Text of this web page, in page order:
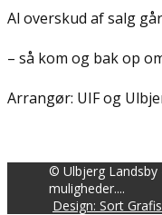
Al overskud af salg
– så kom og bak op
Arrangør: UIF og
© Ulbjerg Landsby
muligheder....
Design: Sort